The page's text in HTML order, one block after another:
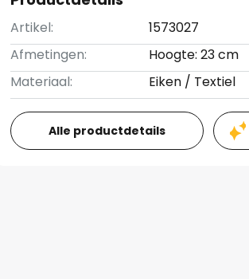
Artikel:
1573027
Afmetingen:
Hoogte: 23 cm
Materiaal:
Eiken / Textiel
Alle productdetails